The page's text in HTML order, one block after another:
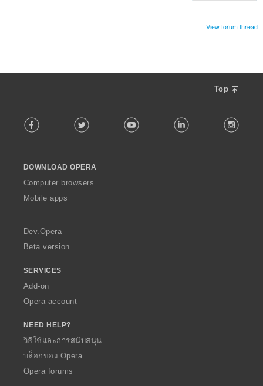
View forum thread
Top
o
w
O
p
a
Facebook Twitter Youtube LinkedIn
DOWNLOAD OPERA
Computer browsers
Mobile apps
Dev.Opera
Beta version
SERVICES
Add-on
Opera account
NEED HELP?
วิธีใช้และการสนับสนุน
บล็อกของ Opera
Opera forums